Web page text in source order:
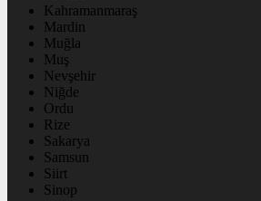
Kahramanmaraş
Mardin
Muğla
Muş
Nevşehir
Niğde
Ordu
Rize
Sakarya
Samsun
Siirt
Sinop